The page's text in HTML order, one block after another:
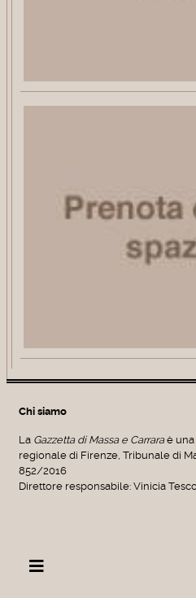
Chi siamo
La Gazzetta di Massa e Carraraè una
regionale di Firenze, Tribunale di
852/2016
Direttore responsabile: Vinicia